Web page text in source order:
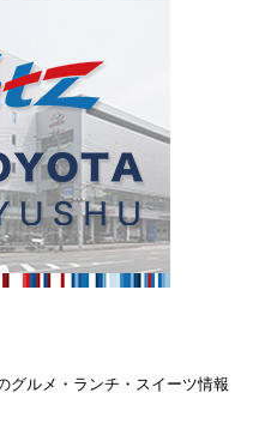
ルメ・ランチ・スイーツ情報